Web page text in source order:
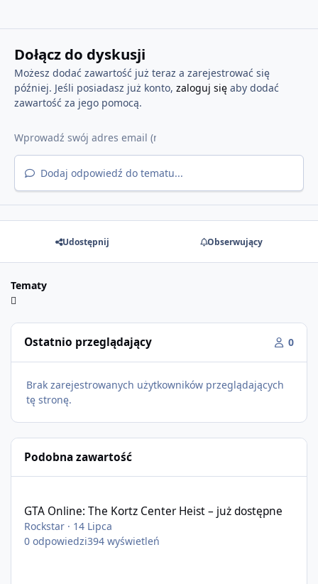
Dołącz do dyskusji
Możesz dodać zawartość już teraz a zarejestrować się
później. Jeśli posiadasz już konto, zaloguj sięaby dodać
zawartość za jego pomocą.
Dodaj odpowiedź do tematu...
Udostępnij Obserwujący
Tematy
Ostatnio przeglądający 0
Brak zarejestrowanych użytkowników przeglądających
tę stronę.
Podobna zawartość
GTA Online: The Kortz Center Heist – już dostępne
Rockstar · 14 Lipca
0 odpowiedzi394 wyświetleń